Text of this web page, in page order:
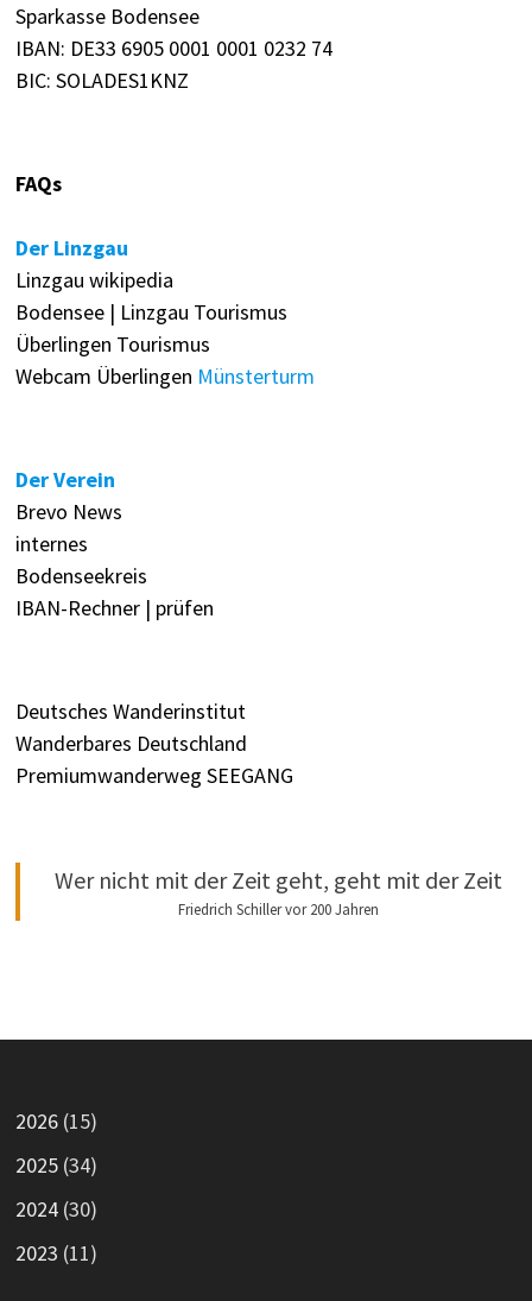
Sparkasse Bodensee
IBAN: DE33 6905 0001 0001 0232 74
BIC: SOLADES1KNZ
FAQs
Der Linzgau
Linzgau wikipedia
Bodensee | Linzgau Tourismus
Überlingen Tourismus
Webcam Überlingen Münsterturm
Der Verein
Brevo News
internes
Bodenseekreis
IBAN-Rechner | prüfen
Deutsches Wanderinstitut
Wanderbares Deutschland
Premiumwanderweg SEEGANG
Wer nicht mit der Zeit geht, geht mit der Zeit
Friedrich Schiller vor 200 Jahren
2026(15)
2025(34)
2024(30)
2023 (11)